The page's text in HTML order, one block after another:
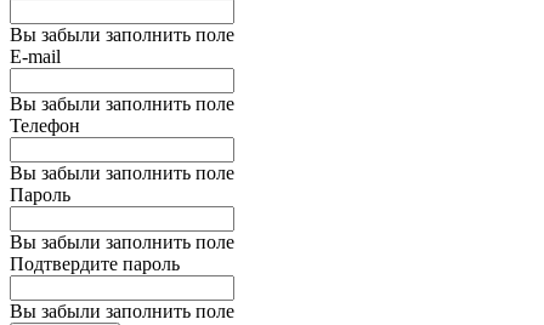
Вы забыли заполнить поле
E-mail
Вы забыли заполнить поле
Телефон
Вы забыли заполнить поле
Пароль
Вы забыли заполнить поле
Подтвердите пароль
Вы забыли заполнить поле